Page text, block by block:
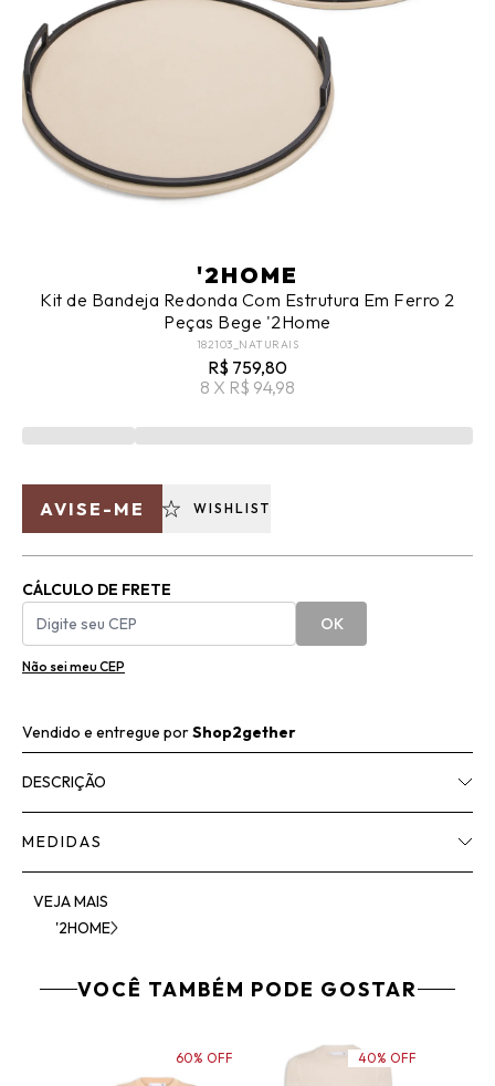
'2HOME
Kit de Bandeja Redonda Com Estrutura Em Ferro 2
Peças Bege '2Home
182103_NATURAIS
R$ 759,80
8 X R$ 94,98
AVISE-ME WISHLIST
CÁLCULO DE FRETE
OK
Não sei meu CEP
Vendido e entregue porShop2gether
DESCRIÇÃO
MEDIDAS
VEJA MAIS
'2HOME
VOCÊ TAMBÉM PODE GOSTAR
60% OFF 40% OFF